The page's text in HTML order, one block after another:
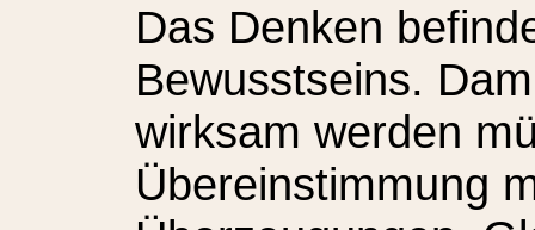
Das Denken
Bewusstseins.
wirksam werden
Übereinstimmung